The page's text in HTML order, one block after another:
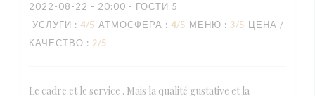
2022-08-22 - 20:00 - ГОСТИ 5
УСЛУГИ : 4/5 АТМОСФЕРА : 4/5 МЕНЮ : 3/5 ЦЕНА /
КАЧЕСТВО : 2/5
Le cadre et le service . Mais la qualité gustative et la